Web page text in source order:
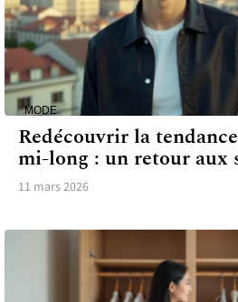
MODE
Redécouvrir la
mi-long : un retour aux
11 mars 2026